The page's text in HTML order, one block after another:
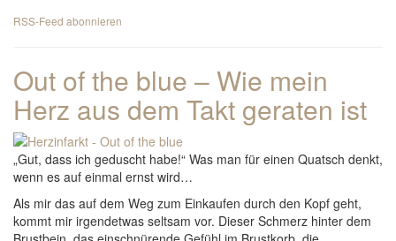
RSS-Feed abonnieren
Out of the blue – Wie mein
Herz aus dem Takt geraten ist
„Gut, dass ich geduscht habe!“ Was man für einen Quatsch denkt,
wenn es auf einmal ernst wird…
Als mir das auf dem Weg zum Einkaufen durch den Kopf geht,
kommt mir irgendetwas seltsam vor. Dieser Schmerz hinter dem